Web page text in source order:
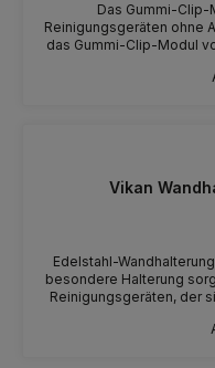
Das Gummi-Clip-
Reinigungsgeräten ohne
das Gummi-Clip-Modul
Modul kann man
Vikan
Edelstahl-
besondere Halterung
Reinigungsgeräten, der